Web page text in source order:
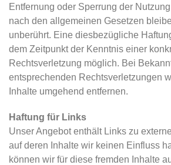
Entfernung oder Sperrung der
nach den allgemeinen Gesetzen
unberührt. Eine diesbezügliche
dem Zeitpunkt der Kenntnis einer
Rechtsverletzung möglich. Bei
entsprechenden Rechtsverletzungen
Inhalte umgehend entfernen.
Haftung für Links
Unser Angebot enthält Links zu
auf deren Inhalte wir keinen Einfluss
können wir für diese fremden Inhalte